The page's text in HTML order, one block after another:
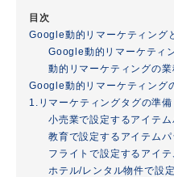
目次
Google動的リマーケティング
Google動的リマーケティ
動的リマーケティングの業
Google動的リマーケティング
1.リマーケティングタグの準備
小売業で設定するアイテム
教育で設定するアイテムパ
フライトで設定するアイ
ホテル/レンタル物件で設